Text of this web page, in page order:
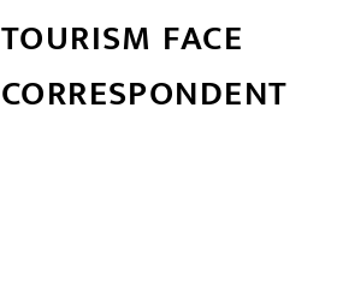
TOURISM FACE
CORRESPONDENT